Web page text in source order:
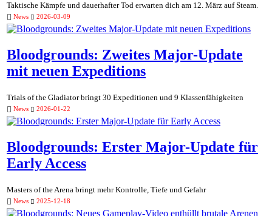
Taktische Kämpfe und dauerhafter Tod erwarten dich am 12. März auf Steam.
News 2026-03-09
Bloodgrounds: Zweites Major-Update
mit neuen Expeditions
Trials of the Gladiator bringt 30 Expeditionen und 9 Klassenfähigkeiten
News 2026-01-22
Bloodgrounds: Erster Major-Update für
Early Access
Masters of the Arena bringt mehr Kontrolle, Tiefe und Gefahr
News 2025-12-18